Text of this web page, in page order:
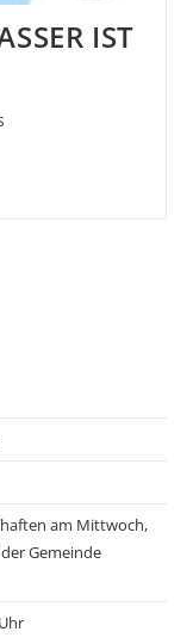
IST
am Mittwoch,
Gemeinde